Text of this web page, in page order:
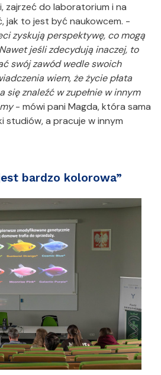
zajrzeć do laboratorium i na
jak to jest być naukowcem. -
zyskują perspektywę, co mogą
jeśli zdecydują inaczej, to
swój zawód wedle swoich
wiem, że życie płata
się znaleźć w zupełnie w innym
- mówi pani Magda, która sama
studiów, a pracuje w innym
jest bardzo kolorowa”